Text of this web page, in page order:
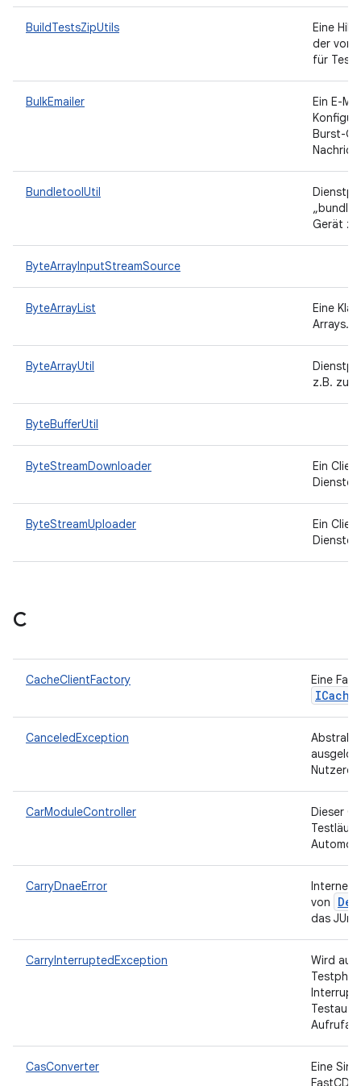
BuildTestsZipUtils
Eine
der vom
für
BulkEmailer
Ein E-
Burst-
BundletoolUtil
Gerät
ByteArrayInputStreamSource
ByteArrayList
Eine
Arrays.
ByteArrayUtil
z.B.
ByteBufferUtil
ByteStreamDownloader
Ein
Dienstes
ByteStreamUploader
Ein
Dienstes
C
CacheClientFactory Eine
ICache
CanceledException
CarModuleController
Dieser
CarryDnaeError
Internes
von
das
CarryInterruptedException
Wird
CasConverter
Eine